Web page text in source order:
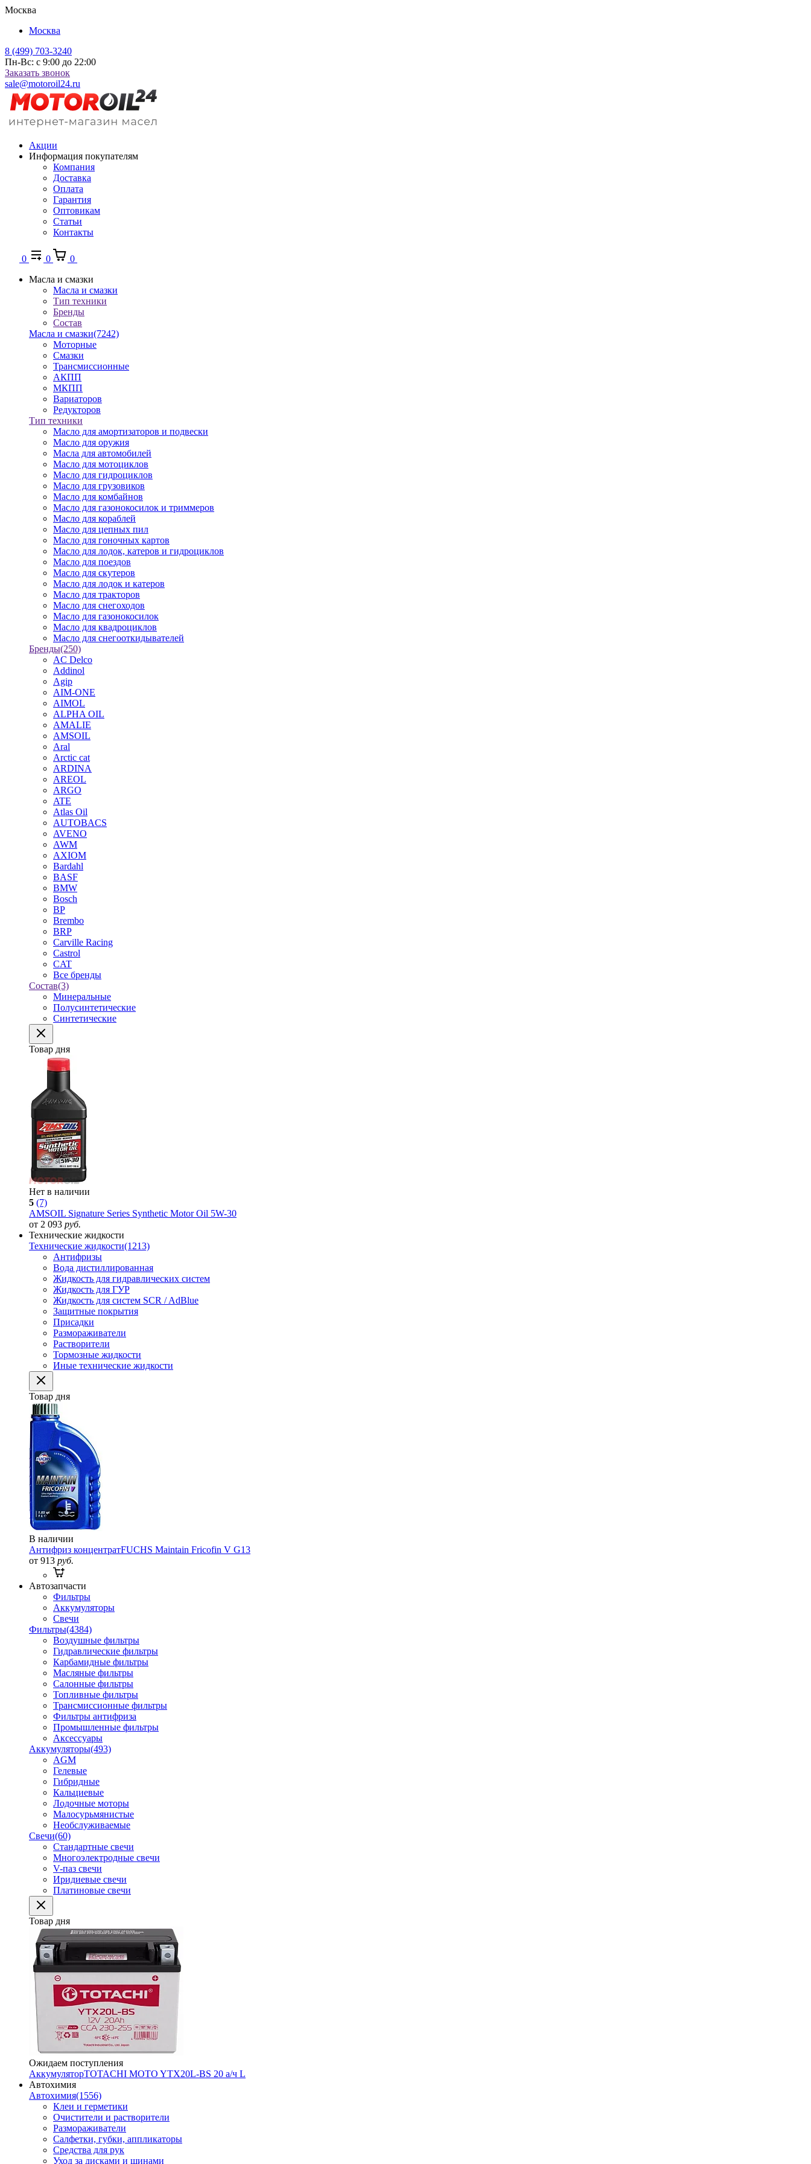
Москва
Москва
8 (499) 703-3240
Пн-Вс: с 9:00 до 22:00
Заказать звонок
sale@motoroil24.ru
Акции
Информация покупателям
Компания
Доставка
Оплата
Гарантия
Оптовикам
Статьи
Контакты
0 0
0
Масла и смазки
Масла и смазки
Тип техники
Бренды
Состав
Масла и смазки(7242)
Моторные
Смазки
Трансмиссионные
АКПП
МКПП
Вариаторов
Редукторов
Тип техники
Масло для амортизаторов и подвески
Масло для оружия
Масла для автомобилей
Масло для мотоциклов
Масло для гидроциклов
Масло для грузовиков
Масло для комбайнов
Масло для газонокосилок и триммеров
Масло для кораблей
Масло для цепных пил
Масло для гоночных картов
Масло для лодок, катеров и гидроциклов
Масло для поездов
Масло для скутеров
Масло для лодок и катеров
Масло для тракторов
Масло для снегоходов
Масло для газонокосилок
Масло для квадроциклов
Масло для снегооткидывателей
Бренды(250)
AC Delco
Addinol
Agip
AIM-ONE
AIMOL
ALPHA OIL
AMALIE
AMSOIL
Aral
Arctic cat
ARDINA
AREOL
ARGO
ATE
Atlas Oil
AUTOBACS
AVENO
AWM
AXIOM
Bardahl
BASF
BMW
Bosch
BP
Brembo
BRP
Carville Racing
Castrol
CAT
Все бренды
Состав(3)
Минеральные
Полусинтетические
Синтетические
Товар дня
Нет в наличии
5 (7)
AMSOIL Signature Series Synthetic Motor Oil 5W-30
от 2 093 руб.
Технические жидкости
Технические жидкости(1213)
Антифризы
Вода дистиллированная
Жидкость для гидравлических систем
Жидкость для ГУР
Жидкость для систем SCR / AdBlue
Защитные покрытия
Присадки
Размораживатели
Растворители
Тормозные жидкости
Иные технические жидкости
Товар дня
В наличии
Антифриз концентратFUCHS Maintain Fricofin V G13
от 913 руб.
Автозапчасти
Фильтры
Аккумуляторы
Свечи
Фильтры(4384)
Воздушные фильтры
Гидравлические фильтры
Карбамидные фильтры
Масляные фильтры
Салонные фильтры
Топливные фильтры
Трансмиссионные фильтры
Фильтры антифриза
Промышленные фильтры
Аксессуары
Аккумуляторы(493)
AGM
Гелевые
Гибридные
Кальциевые
Лодочные моторы
Малосурьмянистые
Необслуживаемые
Свечи(60)
Стандартные свечи
Многоэлектродные свечи
V-паз свечи
Иридиевые свечи
Платиновые свечи
Товар дня
Ожидаем поступления
АккумуляторTOTACHI MOTO YTX20L-BS 20 а/ч L
Автохимия
Автохимия(1556)
Клеи и герметики
Очистители и растворители
Размораживатели
Салфетки, губки, аппликаторы
Средства для рук
Уход за дисками и шинами